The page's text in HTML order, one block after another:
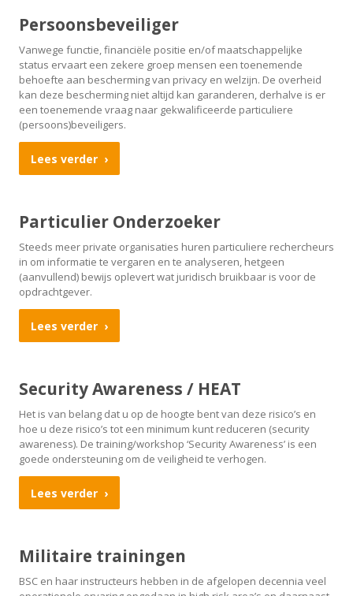
Persoonsbeveiliger
Vanwege functie, financiële positie en/of maatschappelijke
status ervaart een zekere groep mensen een toenemende
behoefte aan bescherming van privacy en welzijn. De overheid
kan deze bescherming niet altijd kan garanderen, derhalve is er
een toenemende vraag naar gekwalificeerde particuliere
(persoons)beveiligers.
Lees verder
Particulier Onderzoeker
Steeds meer private organisaties huren particuliere rechercheurs
in om informatie te vergaren en te analyseren, hetgeen
(aanvullend) bewijs oplevert wat juridisch bruikbaar is voor de
opdrachtgever.
Lees verder
Security Awareness / HEAT
Het is van belang dat u op de hoogte bent van deze risico’s en
hoe u deze risico’s tot een minimum kunt reduceren (security
awareness). De training/workshop ‘Security Awareness’ is een
goede ondersteuning om de veiligheid te verhogen.
Lees verder
Militaire trainingen
BSC en haar instructeurs hebben in de afgelopen decennia veel